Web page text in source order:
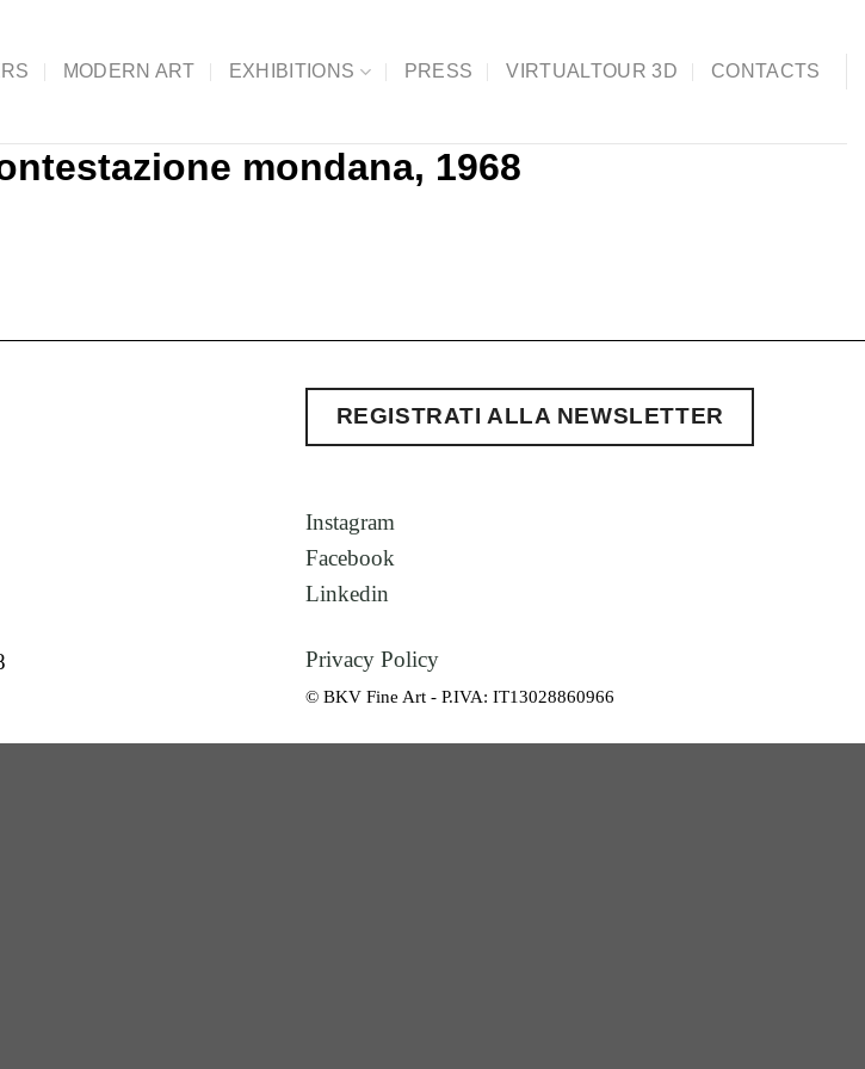
MODERN ART EXHIBITIONS PRESS VIRTUALTOUR 3D CONTACTS
mondana, 1968
REGISTRATI ALLA NEWSLETTER
Instagram
Facebook
Linkedin
Privacy Policy
© BKV Fine Art - P.IVA: IT13028860966